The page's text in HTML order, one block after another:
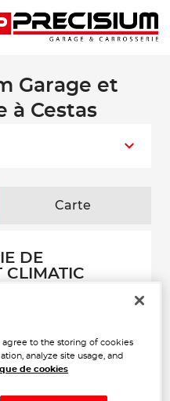
Garage et
à Cestas
Carte
DE
CLIMATIC
agree to the storing of cookies
analyze site usage, and
de cookies